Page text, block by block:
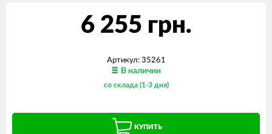
6 255 грн.
Артикул: 35261
В наличии
со склада (1-3 дня)
КУПИТЬ